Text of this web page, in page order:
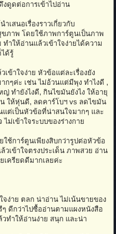
ดูดต่อการเข้าไปอ่าน
ำเสนอเรื่องราวเกี่ยวกับ
ขภาพ โดยใช้ภาพการ์ตูนเป็นภาพ
ำให้อ่านแล้วเข้าใจง่ายได้ความ
ได้รู้
ข้าใจง่าย หัวข้อแต่ละเรื่องยัง
กๆค่ะ เช่น ไม่อ้วนแต่มีพุง ทำไงดี ,
ญ่ ทำยังไงดี, กินไขมันยังไง ให้อายุ
ให้หุ่นดี, ลดคาร์โบฯ vs ลดไขมัน
แต่เป็นหัวข้อที่น่าสนใจมากๆ และ
ม่เข้าใจระบบของร่างกาย
ใช้การ์ตูนเพียงสิบกว่ารูปต่อหัวข้อ
เข้าใจตรงประเด็น ภาพสวย อ่าน
เครียดดีมากเลยค่ะ
จง่าย ตลก น่าอ่าน ไม่เน้นขายของ
ดีกว่าไปซื้ออ่านตามแผงหนังสือ
ทำให้อ่านง่าย สนุก และน่า